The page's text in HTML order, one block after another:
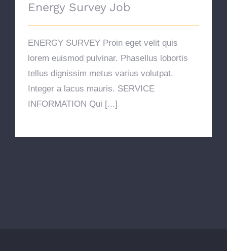
Energy Survey Job
ENERGY SURVEY Proin eget velit quis
lorem euismod pulvinar. Phasellus lobortis
tellus dignissim metus varius volutpat.
Integer a lacus mauris. SERVICE
INFORMATION Qui [...]